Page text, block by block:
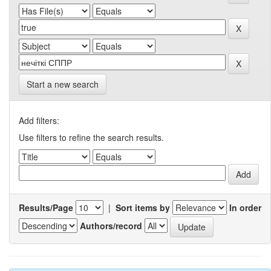
Start a new search
Add filters:
Use filters to refine the search results.
Results/Page | Sort items by
In order
Authors/record